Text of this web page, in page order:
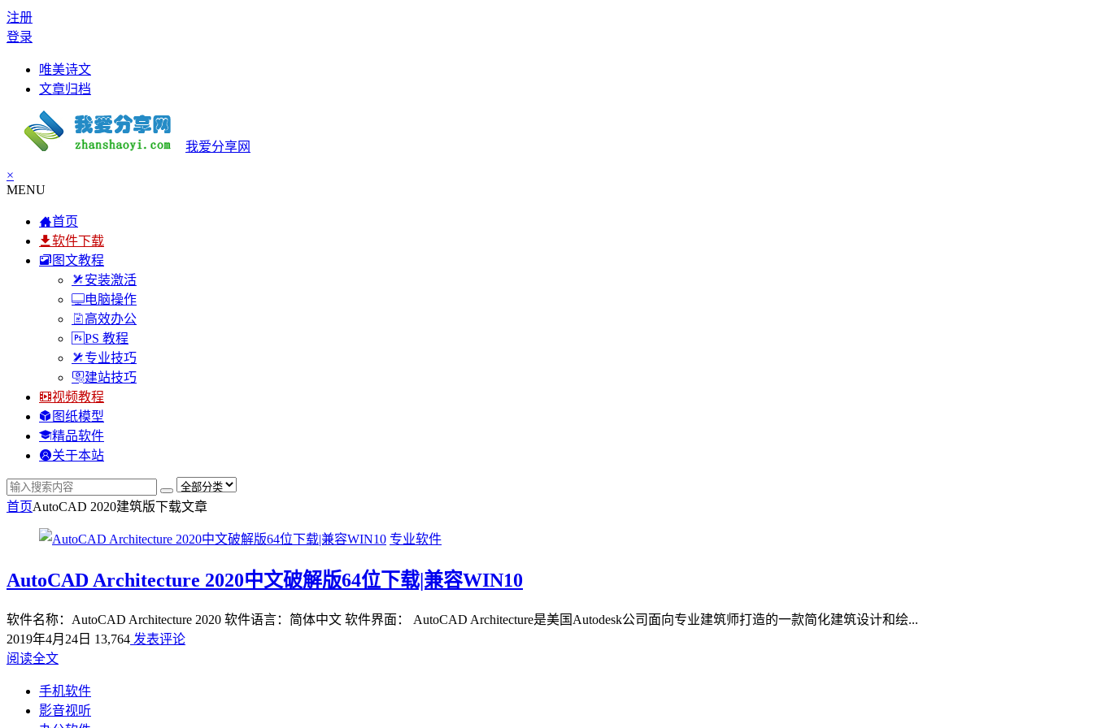
注册
登录
唯美诗文
文章归档
我爱分享网
×
MENU
首页
软件下载
图文教程
安装激活
电脑操作
高效办公
PS 教程
专业技巧
建站技巧
视频教程
图纸模型
精品软件
关于本站
首页AutoCAD 2020建筑版下载文章
专业软件
AutoCAD Architecture 2020中文破解版64位下载|兼容WIN10
软件名称：AutoCAD Architecture 2020 软件语言：简体中文 软件界面： AutoCAD Architecture是美国Autodesk公司面向专业建筑师打造的一款简化建筑设计和绘...
2019年4月24日 13,764 发表评论
阅读全文
手机软件
影音视听